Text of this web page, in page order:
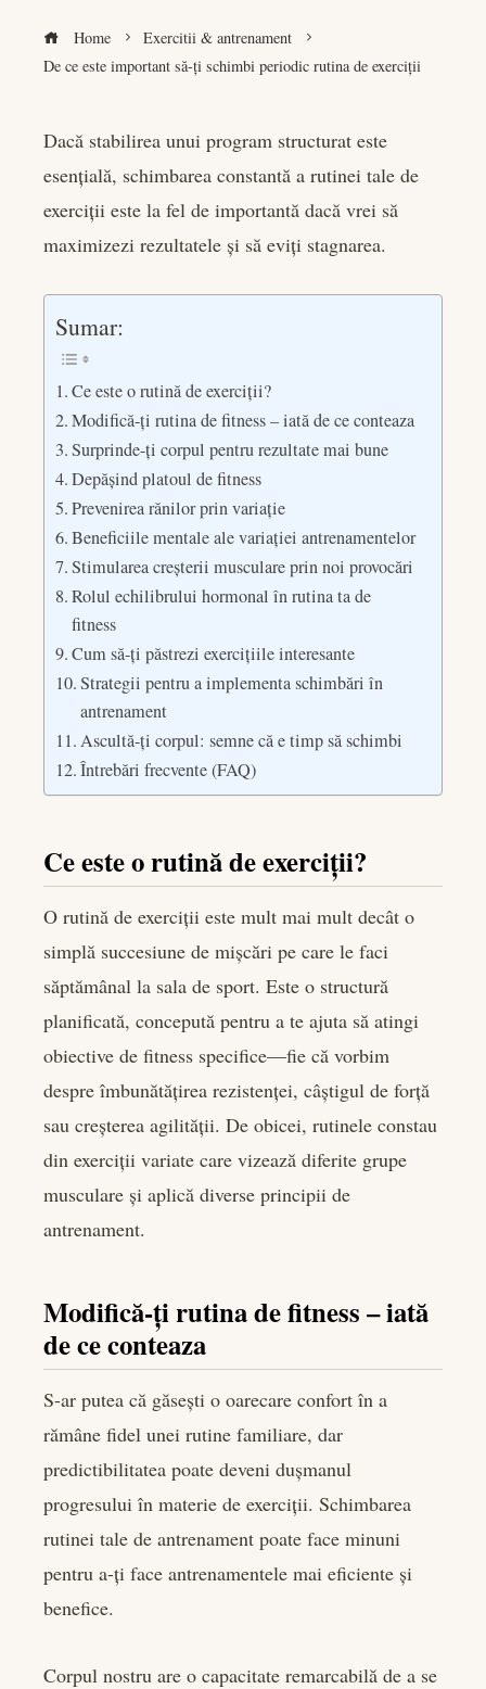
Home
Exercitii & antrenament
De ce este important să-ți schimbi periodic rutina de exerciții
Dacă stabilirea unui program structurat este
esențială, schimbarea constantă a rutinei tale de
exerciții este la fel de importantă dacă vrei să
maximizezi rezultatele și să eviți stagnarea.
Sumar:
Ce este o rutină de exerciții?
Modifică-ți rutina de fitness – iată de ce conteaza
Surprinde-ți corpul pentru rezultate mai bune
Depășind platoul de fitness
Prevenirea rănilor prin variație
Beneficiile mentale ale variației antrenamentelor
Stimularea creșterii musculare prin noi provocări
Rolul echilibrului hormonal în rutina ta de
fitness
Cum să-ți păstrezi exercițiile interesante
Strategii pentru a implementa schimbări în
antrenament
Ascultă-ți corpul: semne că e timp să schimbi
Întrebări frecvente (FAQ)
Ce este o rutină de exerciții?
O rutină de exerciții este mult mai mult decât o
simplă succesiune de mișcări pe care le faci
săptămânal la sala de sport. Este o structură
planificată, concepută pentru a te ajuta să atingi
obiective de fitness specifice—fie că vorbim
despre îmbunătățirea rezistenței, câștigul de forță
sau creșterea agilității. De obicei, rutinele constau
din exerciții variate care vizează diferite grupe
musculare și aplică diverse principii de
antrenament.
Modifică-ți rutina de fitness – iată
de ce conteaza
S-ar putea că găsești o oarecare confort în a
rămâne fidel unei rutine familiare, dar
predictibilitatea poate deveni dușmanul
progresului în materie de exerciții. Schimbarea
rutinei tale de antrenament poate face minuni
pentru a-ți face antrenamentele mai eficiente și
benefice.
Corpul nostru are o capacitate remarcabilă de a se